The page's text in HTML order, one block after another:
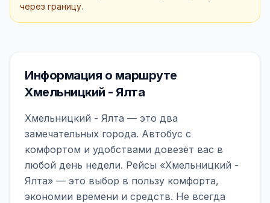
через границу.
Информация о маршруте
Хмельницкий - Ялта
Хмельницкий - Ялта — это два
замечательных города. Автобус с
комфортом и удобствами довезёт вас в
любой день недели. Рейсы «Хмельницкий -
Ялта» — это выбор в пользу комфорта,
экономии времени и средств. Не всегда